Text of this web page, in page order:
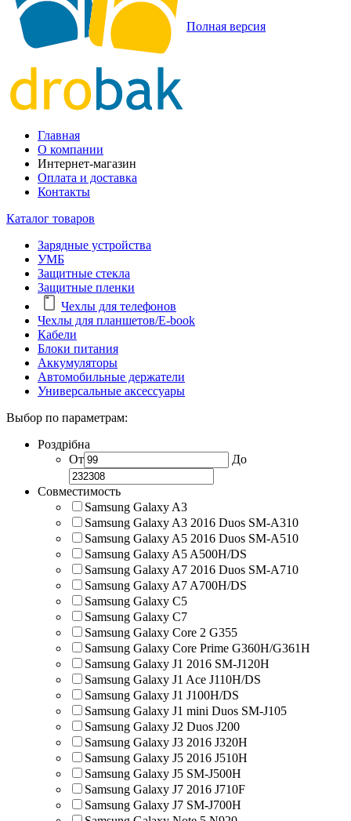
Полная версия
Главная
О компании
Интернет-магазин
Оплата и доставка
Контакты
Каталог товаров
Зарядные устройства
УМБ
Защитные стекла
Защитные пленки
Чехлы для телефонов
Чехлы для планшетов/E-book
Кабели
Блоки питания
Аккумуляторы
Автомобильные держатели
Универсальные аксессуары
Выбор по параметрам:
Роздрібна
От
До
Совместимость
Samsung Galaxy A3
Samsung Galaxy A3 2016 Duos SM-A310
Samsung Galaxy A5 2016 Duos SM-A510
Samsung Galaxy A5 A500H/DS
Samsung Galaxy A7 2016 Duos SM-A710
Samsung Galaxy A7 A700H/DS
Samsung Galaxy C5
Samsung Galaxy C7
Samsung Galaxy Core 2 G355
Samsung Galaxy Core Prime G360H/G361H
Samsung Galaxy J1 2016 SM-J120H
Samsung Galaxy J1 Ace J110H/DS
Samsung Galaxy J1 J100H/DS
Samsung Galaxy J1 mini Duos SM-J105
Samsung Galaxy J2 Duos J200
Samsung Galaxy J3 2016 J320H
Samsung Galaxy J5 2016 J510H
Samsung Galaxy J5 SM-J500H
Samsung Galaxy J7 2016 J710F
Samsung Galaxy J7 SM-J700H